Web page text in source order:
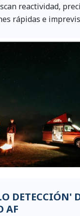
reactividad,
rápidas e
DETECCIÓN'
AF